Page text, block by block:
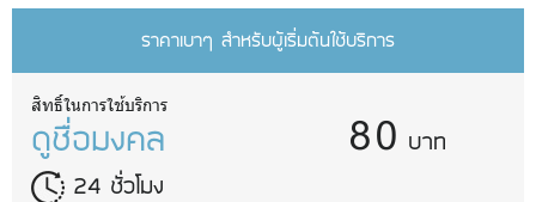
ราคาเบาๆ สำหรับผู้เริ่มต้นใช้บริการ
สิทธิ์ในการใช้บริการ
ดูชื่อมงคล
24 ชั่วโมง
80 บาท